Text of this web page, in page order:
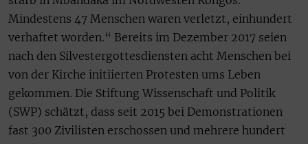
Mindestens 47 Menschen waren verletzt, einhundert
verhaftet worden.“ Bereits im Dezember 2017 seien
nach den Silvestergottesdiensten acht Menschen bei
von der Kirche initiierten Protesten ums Leben
gekommen. Die Stiftung Wissenschaft und Politik
(SWP) schätzt, dass seit 2015 bei Demonstrationen
fast 300 Zivilisten erschossen und mehrere hundert